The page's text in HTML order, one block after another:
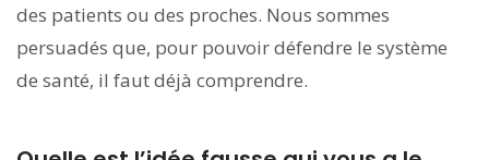
des patients ou des proches. Nous sommes
persuadés que, pour pouvoir défendre le système
de santé, il faut déjà comprendre.